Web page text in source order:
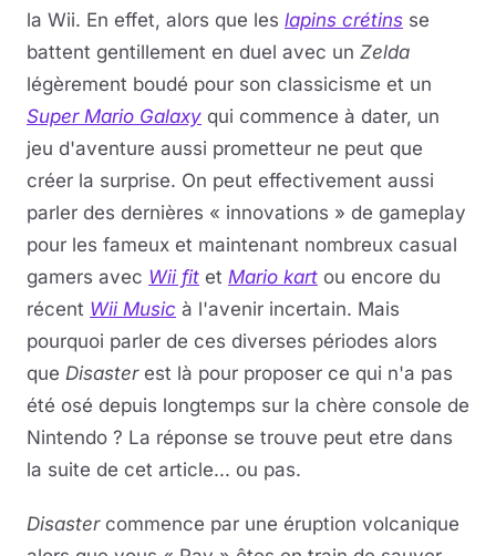
la Wii. En effet, alors que les lapins crétins se
battent gentillement en duel avec un Zelda
légèrement boudé pour son classicisme et un
Super Mario Galaxy qui commence à dater, un
jeu d'aventure aussi prometteur ne peut que
créer la surprise. On peut effectivement aussi
parler des dernières « innovations » de gameplay
pour les fameux et maintenant nombreux casual
gamers avec Wii fit et Mario kart ou encore du
récent Wii Music à l'avenir incertain. Mais
pourquoi parler de ces diverses périodes alors
que Disasterest là pour proposer ce qui n'a pas
été osé depuis longtemps sur la chère console de
Nintendo ? La réponse se trouve peut etre dans
la suite de cet article... ou pas.
Disastercommence par une éruption volcanique